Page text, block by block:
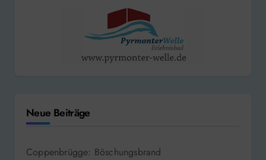
Neue Beiträge
Coppenbrügge: Böschungsbrand